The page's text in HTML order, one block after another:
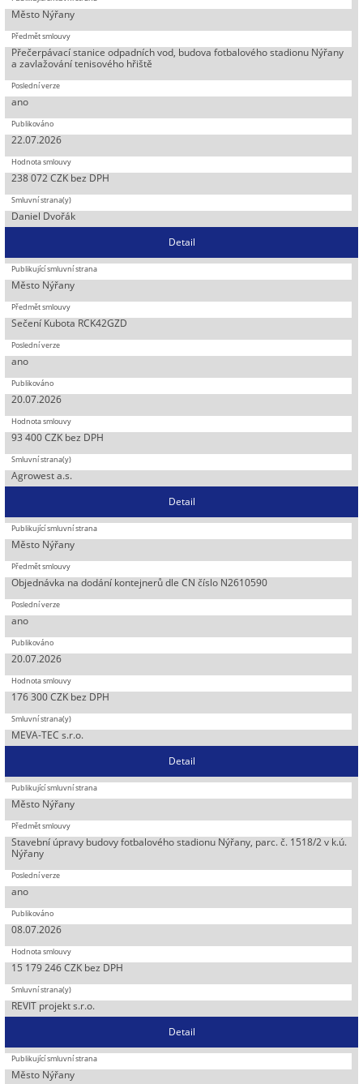
Město Nýřany
Přečerpávací stanice odpadních vod, budova fotbalového stadionu Nýřany
a zavlažování tenisového hřiště
ano
22.07.2026
238 072 CZK bez DPH
Daniel Dvořák
Detail
Město Nýřany
Sečení Kubota RCK42GZD
ano
20.07.2026
93 400 CZK bez DPH
Agrowest a.s.
Detail
Město Nýřany
Objednávka na dodání kontejnerů dle CN číslo N2610590
ano
20.07.2026
176 300 CZK bez DPH
MEVA-TEC s.r.o.
Detail
Město Nýřany
Stavební úpravy budovy fotbalového stadionu Nýřany, parc. č. 1518/2 v k.ú.
Nýřany
ano
08.07.2026
15 179 246 CZK bez DPH
REVIT projekt s.r.o.
Detail
Město Nýřany